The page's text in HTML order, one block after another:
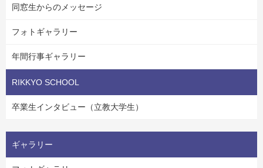
同窓生からのメッセージ
フォトギャラリー
年間行事ギャラリー
RIKKYO SCHOOL
卒業生インタビュー（立教大学生）
ギャラリー